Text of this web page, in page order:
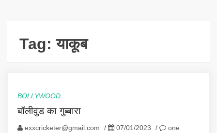
Tag:याकूब
BOLLYWOOD
बॉलीवुड का गुब्बारा
exxcricketer@gmail.com / 07/01/2023 /
one